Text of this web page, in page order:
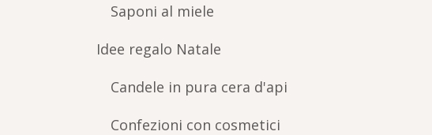
Saponi al miele
Idee regalo Natale
Candele in pura cera d'api
Confezioni con cosmetici